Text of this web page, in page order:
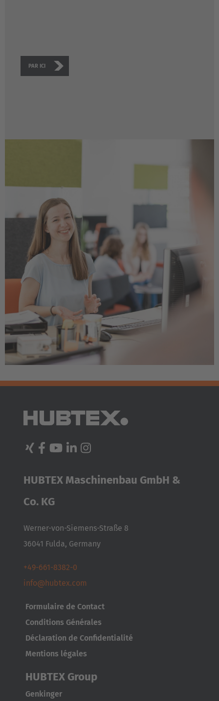
AMERICA
Brasil
Português
United States
English
English
Japanese
Türkçe
PAR ICI
HUBTEX Maschinenbau GmbH &
Co. KG
Werner-von-Siemens-Straße 8
36041 Fulda, Germany
+49-661-8382-0
info@hubtex.com
Formulaire de Contact
Conditions Générales
Déclaration de Confidentialité
Mentions légales
HUBTEX Group
Genkinger